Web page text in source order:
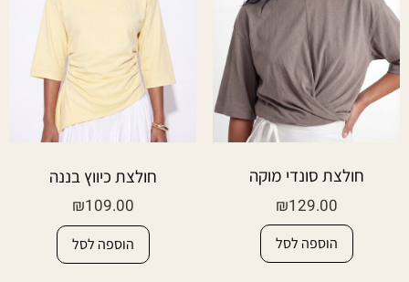
חולצת סונדי מוקה
₪129.00
הוספה לסל
חולצת כיווץ בננה
₪109.00
הוספה לסל